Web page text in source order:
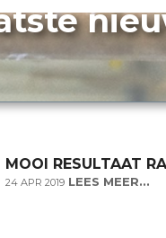
MOOI RESULTAAT
24 APR 2019 LEES MEER...